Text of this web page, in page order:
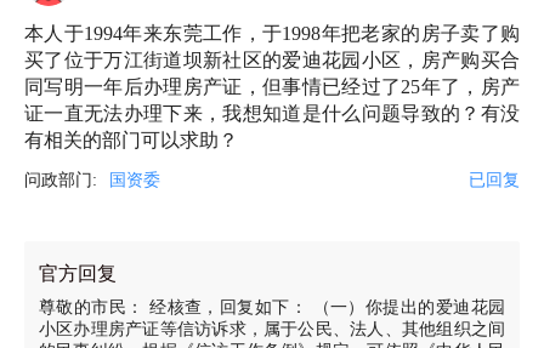
本人于1994年来东莞工作，于1998年把老家的房子卖了购
买了位于万江街道坝新社区的爱迪花园小区，房产购买合
同写明一年后办理房产证，但事情已经过了25年了，房产
证一直无法办理下来，我想知道是什么问题导致的？有没
有相关的部门可以求助？
问政部门: 国资委 已回复
官方回复
尊敬的市民： 经核查，回复如下： （一）你提出的爱迪花园
小区办理房产证等信访诉求，属于公民、法人、其他组织之间